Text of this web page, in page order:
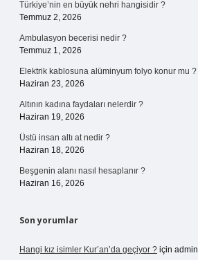
Türkiye’nin en büyük nehri hangisidir ?
Temmuz 2, 2026
Ambulasyon becerisi nedir ?
Temmuz 1, 2026
Elektrik kablosuna alüminyum folyo konur mu ?
Haziran 23, 2026
Altının kadına faydaları nelerdir ?
Haziran 19, 2026
Üstü insan altı at nedir ?
Haziran 18, 2026
Beşgenin alanı nasıl hesaplanır ?
Haziran 16, 2026
Son yorumlar
Hangi kız isimler Kur’an’da geçiyor ? için admin